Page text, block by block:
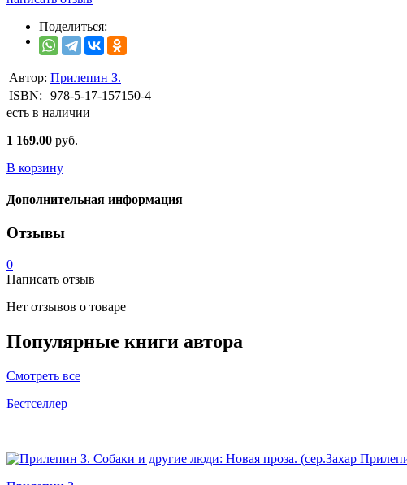
Поделиться:
Автор: Прилепин З.
ISBN:
978-5-17-157150-4
есть в наличии
1 169.00 руб.
В корзину
Дополнительная информация
Отзывы
0
Написать отзыв
Нет отзывов о товаре
Популярные книги автора
Смотреть все
Бестселлер